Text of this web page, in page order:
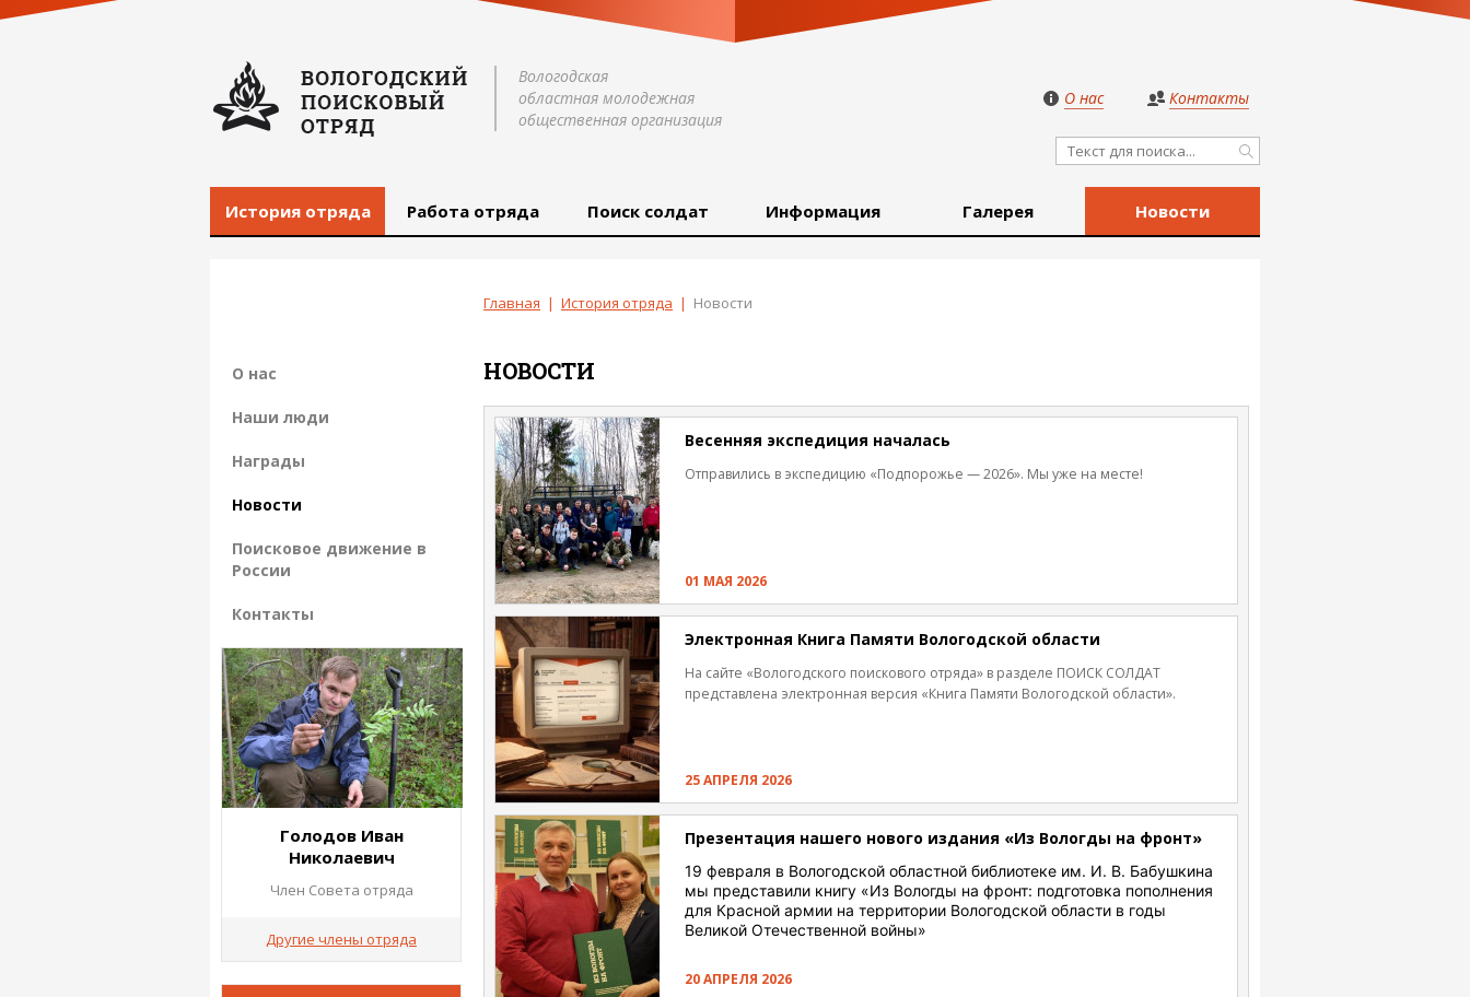
Вологодская
областная молодежная
общественная организация
О нас Контакты
История отряда Работа отряда Поиск солдат Информация Галерея Новости
Главная | История отряда | Новости
НОВОСТИ
Весенняя экспедиция началась
Отправились в экспедицию «Подпорожье — 2026». Мы уже на месте!
01 МАЯ 2026
Электронная Книга Памяти Вологодской области
На сайте «Вологодского поискового отряда» в разделе ПОИСК СОЛДАТ
представлена электронная версия «Книга Памяти Вологодской области».
25 АПРЕЛЯ 2026
Презентация нашего нового издания «Из Вологды на фронт»
19 февраля в Вологодской областной библиотеке им. И. В. Бабушкина
мы представили книгу «Из Вологды на фронт: подготовка пополнения
для Красной армии на территории Вологодской области в годы
Великой Отечественной войны»
20 АПРЕЛЯ 2026
О нас
Наши люди
Награды
Новости
Поисковое движение в
России
Контакты
Голодов Иван
Николаевич
Член Совета отряда
Другие члены отряда